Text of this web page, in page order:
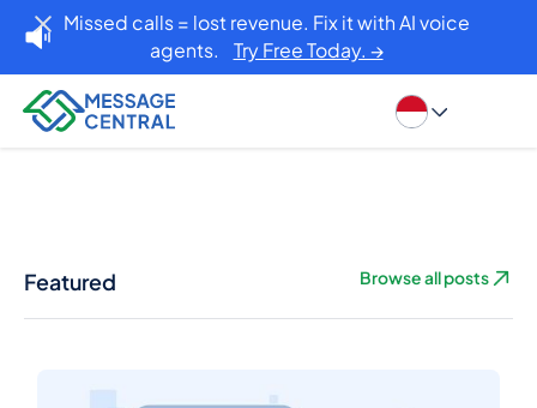
Missed calls = lost revenue. Fix it with AI voice
agents. Try Free Today. →
Featured Browse all posts